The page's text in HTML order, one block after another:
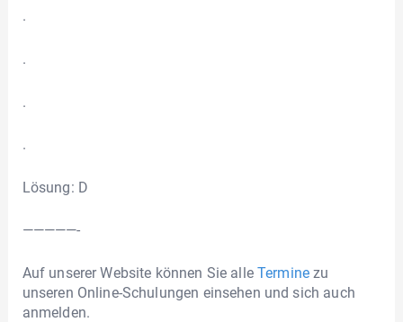
.
.
.
.
Lösung: D
—————-
Auf unserer Website können Sie alleTermine zu
unseren Online-Schulungen einsehen und sich auch
anmelden.